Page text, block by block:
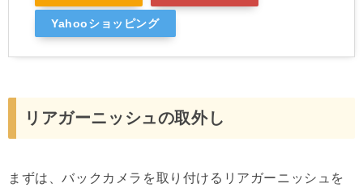
Yahooショッピング
リアガーニッシュの取外し
まずは、バックカメラを取り付けるリアガーニッシュを